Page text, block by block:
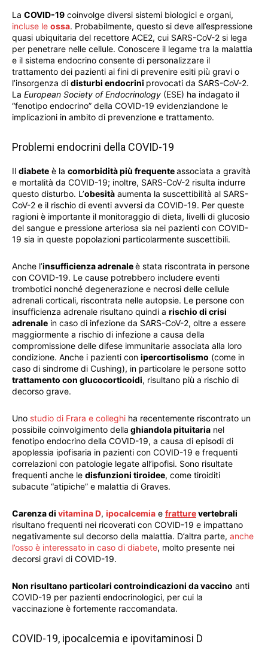
La COVID-19 coinvolge diversi sistemi biologici e organi,
incluse le ossa. Probabilmente, questo si deve all’espressione
quasi ubiquitaria del recettore ACE2, cui SARS-CoV-2 si lega
per penetrare nelle cellule. Conoscere il legame tra la malattia
e il sistema endocrino consente di personalizzare il
trattamento dei pazienti ai fini di prevenire esiti più gravi o
l’insorgenza di disturbi endocrini provocati da SARS-CoV-2.
La European Society of Endocrinology (ESE) ha indagato il
“fenotipo endocrino” della COVID-19 evidenziandone le
implicazioni in ambito di prevenzione e trattamento.
Problemi endocrini della COVID-19
Il diabete è la comorbidità più frequenteassociata a gravità
e mortalità da COVID-19; inoltre, SARS-CoV-2 risulta indurre
questo disturbo. L’obesità aumenta la suscettibilità al SARS-
CoV-2 e il rischio di eventi avversi da COVID-19. Per queste
ragioni è importante il monitoraggio di dieta, livelli di glucosio
del sangue e pressione arteriosa sia nei pazienti con COVID-
19 sia in queste popolazioni particolarmente suscettibili.
Anche l’insufficienza adrenaleè stata riscontrata in persone
con COVID-19. Le cause potrebbero includere eventi
trombotici nonché degenerazione e necrosi delle cellule
adrenali corticali, riscontrata nelle autopsie. Le persone con
insufficienza adrenale risultano quindi a rischio di crisi
adrenale in caso di infezione da SARS-CoV-2, oltre a essere
maggiormente a rischio di infezione a causa della
compromissione delle difese immunitarie associata alla loro
condizione. Anche i pazienti con ipercortisolismo (come in
caso di sindrome di Cushing), in particolare le persone sotto
trattamento con glucocorticoidi, risultano più a rischio di
decorso grave.
Uno studio di Frara e colleghi ha recentemente riscontrato un
possibile coinvolgimento della ghiandola pituitaria nel
fenotipo endocrino della COVID-19, a causa di episodi di
apoplessia ipofisaria in pazienti con COVID-19 e frequenti
correlazioni con patologie legate all’ipofisi. Sono risultate
frequenti anche le disfunzioni tiroidee, come tiroiditi
subacute “atipiche” e malattia di Graves.
Carenza di vitamina D, ipocalcemia e fratturevertebrali
risultano frequenti nei ricoverati con COVID-19 e impattano
negativamente sul decorso della malattia. D’altra parte, anche
l’osso è interessato in caso di diabete, molto presente nei
decorsi gravi di COVID-19.
Non risultano particolari controindicazioni da vaccino anti
COVID-19 per pazienti endocrinologici, per cui la
vaccinazione è fortemente raccomandata.
COVID-19, ipocalcemia e ipovitaminosi D